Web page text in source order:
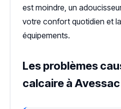
est moindre, un
votre confort quotidien et
équipements.
Les problèmes
calcaire à Avessac